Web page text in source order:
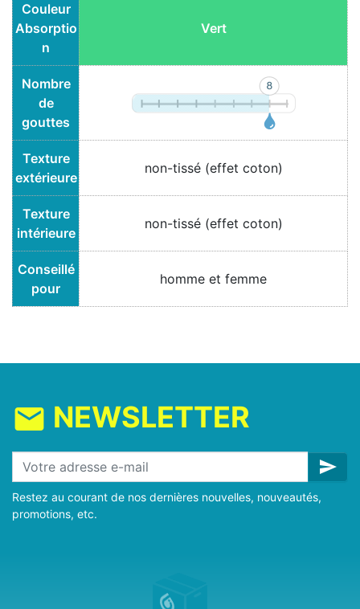
Couleur
Absorptio
n
Vert
Nombre
de
gouttes
Texture
extérieure
non-tissé (effet coton)
Texture
intérieure
non-tissé (effet coton)
Conseillé
pour
homme et femme
mail NEWSLETTER
send
Restez au courant de nos dernières nouvelles, nouveautés,
promotions, etc.